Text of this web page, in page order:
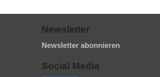
Newsletter
Newsletter abonnieren
Social Media